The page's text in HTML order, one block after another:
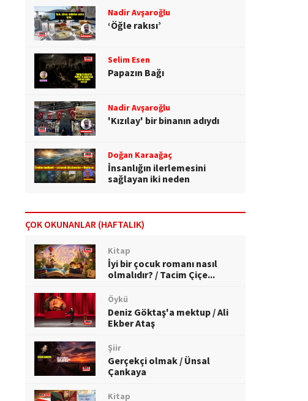
Nadir Avşaroğlu
‘Öğle rakısı’
Selim Esen
Papazın Bağı
Nadir Avşaroğlu
'Kızılay' bir binanın adıydı
Doğan Karaağaç
İnsanlığın ilerlemesini
sağlayan iki neden
ÇOK OKUNANLAR (HAFTALIK)
Kitap
İyi bir çocuk romanı nasıl
olmalıdır? / Tacim Çiçe...
Öykü
Deniz Göktaş'a mektup / Ali
Ekber Ataş
Şiir
Gerçekçi olmak / Ünsal
Çankaya
Kitap